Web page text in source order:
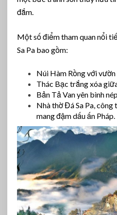
đắm.
Một số điểm tham quan nổi
Sa Pa bao gồm:
Núi Hàm Rồng với vườn
Thác Bạc trắng xóa
Bản Tả Van yên bình
Nhà thờ Đá Sa Pa,
mang đậm dấu ấn Pháp.